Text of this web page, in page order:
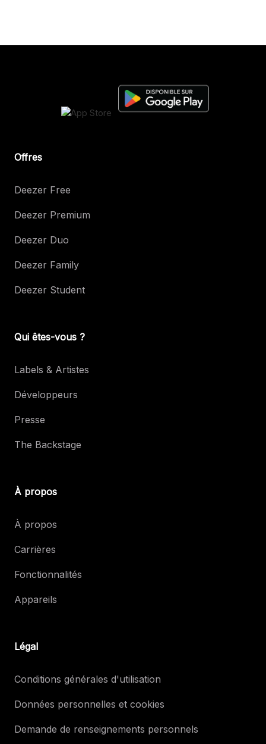
Offres
Deezer Free
Deezer Premium
Deezer Duo
Deezer Family
Deezer Student
Qui êtes-vous ?
Labels & Artistes
Développeurs
Presse
The Backstage
À propos
À propos
Carrières
Fonctionnalités
Appareils
Légal
Conditions générales d'utilisation
Données personnelles et cookies
Demande de renseignements personnels